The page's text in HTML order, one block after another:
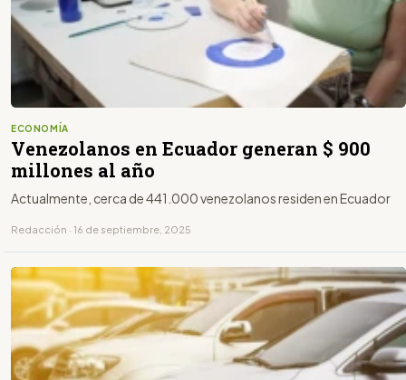
ECONOMÍA
Venezolanos en Ecuador generan $ 900
millones al año
Actualmente, cerca de 441.000 venezolanos residen en Ecuador
Redacción · 16 de septiembre, 2025